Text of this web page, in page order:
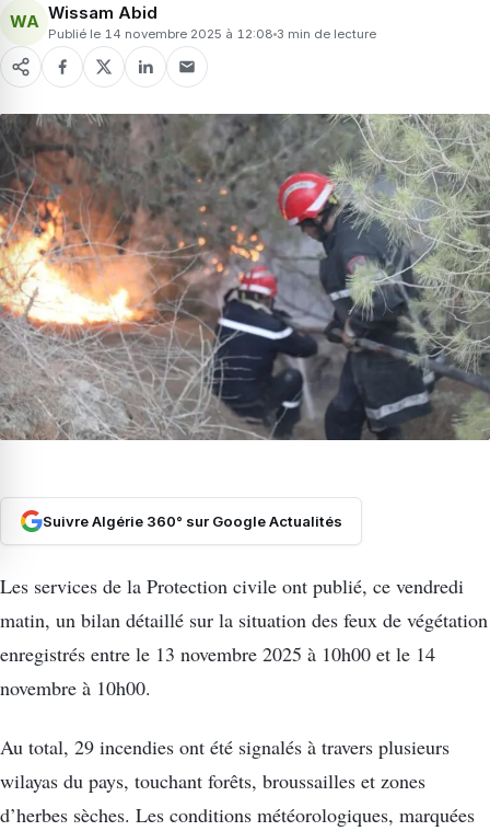
WA Wissam Abid
Publié le 14 novembre 2025 à 12:08 3 min de lecture
Suivre Algérie 360° sur Google Actualités
Les services de la Protection civile ont publié, ce vendredi
matin, un bilan détaillé sur la situation des feux de végétation
enregistrés entre le 13 novembre 2025 à 10h00 et le 14
novembre à 10h00.
Au total, 29 incendies ont été signalés à travers plusieurs
wilayas du pays, touchant forêts, broussailles et zones
d’herbes sèches. Les conditions météorologiques, marquées